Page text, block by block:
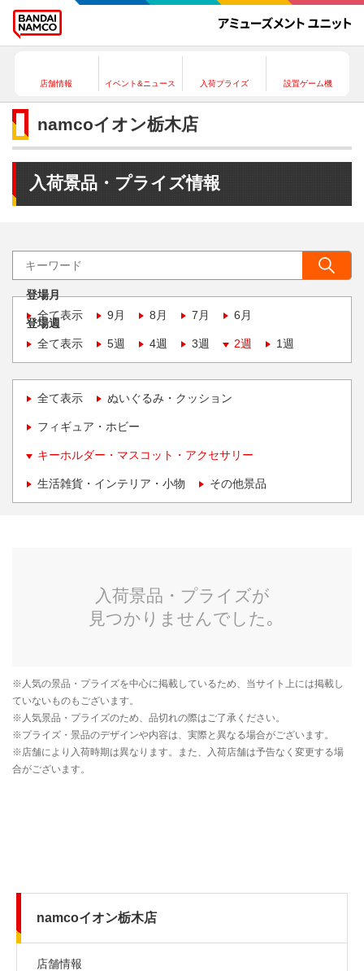
店舗情報 イベント&ニュース 入荷プライズ 設置ゲーム機
namcoイオン栃木店
入荷景品・プライズ情報
登場月
全て表示
9月 8月 7月 6月
登場週
全て表示
5週 4週 3週 2週 1週
全て表示 ぬいぐるみ・クッション
フィギュア・ホビー
キーホルダー・マスコット・アクセサリー
生活雑貨・インテリア・小物 その他景品
namcoイオン栃木店
店舗情報